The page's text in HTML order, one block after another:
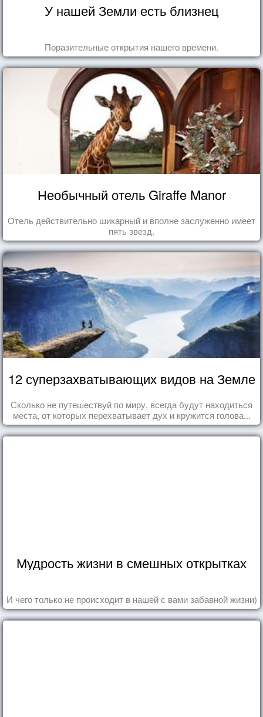
У нашей Земли есть близнец
Поразительные открытия нашего времени.
Необычный отель Giraffe Manor
Отель действительно шикарный и вполне заслуженно имеет
пять звезд.
12 суперзахватывающих видов на Земле
Сколько не путешествуй по миру, всегда будут находиться
места, от которых перехватывает дух и кружится голова...
Мудрость жизни в смешных открытках
И чего только не происходит в нашей с вами забавной жизни)